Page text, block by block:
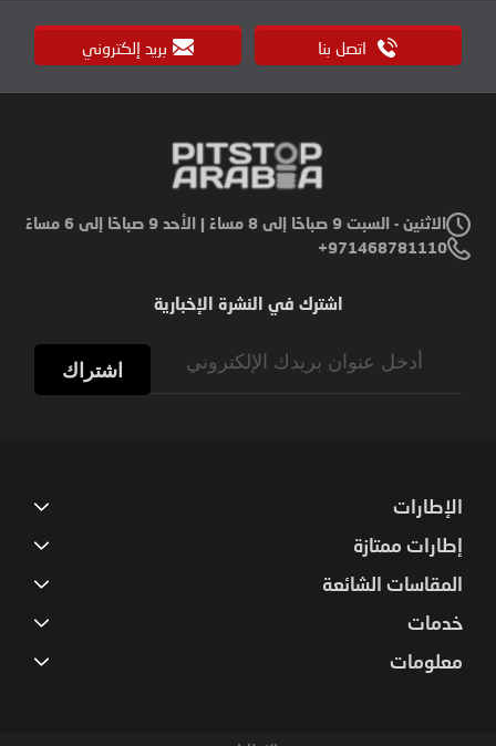
اتصل بنا بريد إلكتروني
الاثنين - السبت 9 صباحًا إلى 8 مساءً | الأحد 9 صباحًا إلى 6 مساءً
971468781110+
اشترك في النشرة الإخبارية
اشتراك
الإطارات
إطارات ممتازة
المقاسات الشائعة
خدمات
معلومات